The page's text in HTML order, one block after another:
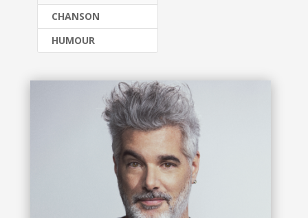
CHANSON
HUMOUR